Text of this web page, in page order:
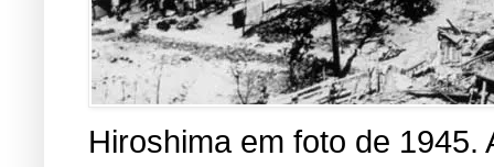
Hiroshima em foto de